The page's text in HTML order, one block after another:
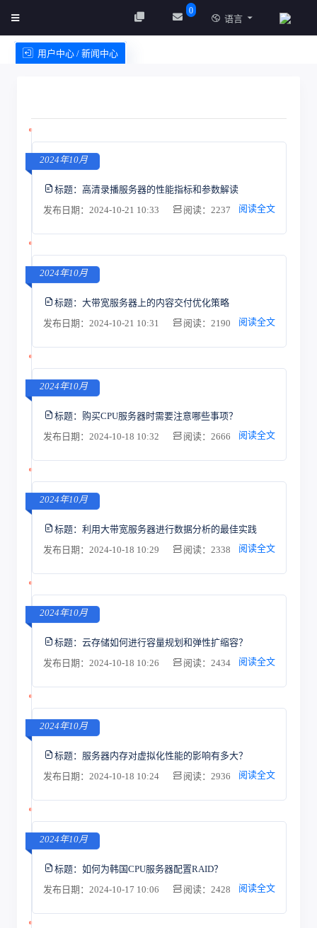
0
语言
用户中心 / 新闻中心
2024年10月
标题： 高清录播服务器的性能指标和参数解读
发布日期：2024-10-21 10:33
阅读：2237 阅读全文
2024年10月
标题： 大带宽服务器上的内容交付优化策略
发布日期：2024-10-21 10:31
阅读：2190 阅读全文
2024年10月
标题： 购买CPU服务器时需要注意哪些事项？
发布日期：2024-10-18 10:32
阅读：2666 阅读全文
2024年10月
标题： 利用大带宽服务器进行数据分析的最佳实践
发布日期：2024-10-18 10:29
阅读：2338 阅读全文
2024年10月
标题： 云存储如何进行容量规划和弹性扩缩容？
发布日期：2024-10-18 10:26
阅读：2434 阅读全文
2024年10月
标题： 服务器内存对虚拟化性能的影响有多大？
发布日期：2024-10-18 10:24
阅读：2936 阅读全文
2024年10月
标题： 如何为韩国CPU服务器配置RAID？
发布日期：2024-10-17 10:06
阅读：2428 阅读全文